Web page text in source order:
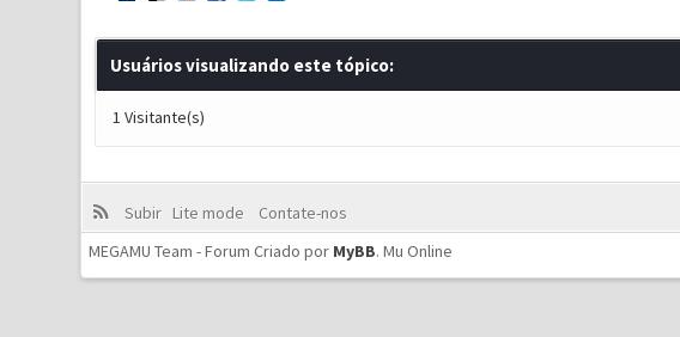
Usuários visualizando este tópico:
1 Visitante(s)
Subir Lite mode
Contate-nos
MEGAMU Team - Forum Criado por MyBB.Mu Online